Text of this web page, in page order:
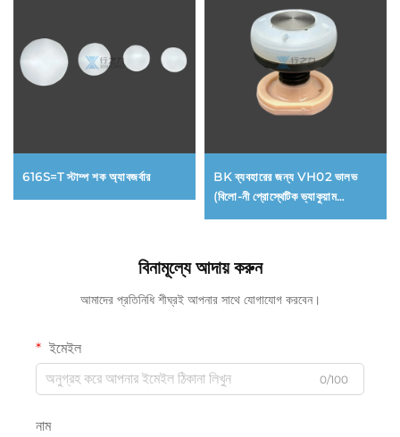
616S=T স্টাম্প শক অ্যাবজর্বার
BK ব্যবহারের জন্য VH02 ভালভ
(বিলো-নী প্রোস্থেটিক ভ্যাকুয়াম
বিনামূল্যে আদায় করুন
আমাদের প্রতিনিধি শীঘ্রই আপনার সাথে যোগাযোগ করবেন।
ইমেইল
0/100
নাম